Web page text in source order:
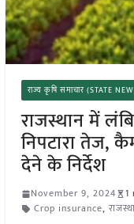
राज्य कृषि समाचार (STATE
राजस्थान में
निपटारा तेज,
देने के निर्देश
November 9, 2024
1
Crop insurance,